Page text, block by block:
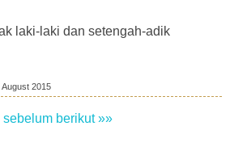
laki-laki dan setengah-adik
August 2015
sebelum berikut »»